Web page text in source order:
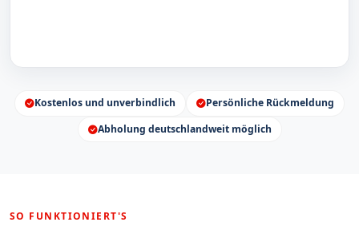
Kostenlos und unverbindlich
Persönliche Rückmeldung
Abholung deutschlandweit möglich
SO FUNKTIONIERT'S